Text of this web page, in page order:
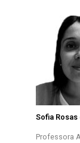
Sofia Rosas
Professora